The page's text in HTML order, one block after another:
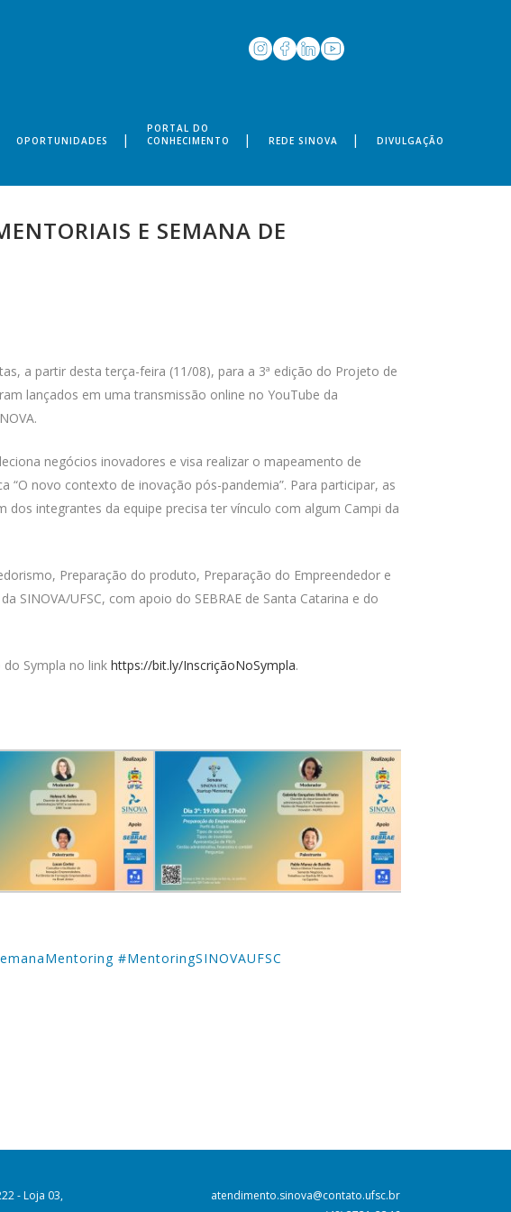
OPORTUNIDADES
PORTAL DO
CONHECIMENTO
REDE SINOVA DIVULGAÇÃO
E SEMANA DE
a partir desta terça-feira (11/08), para a 3ª edição do Projeto de
lançados em uma transmissão online no YouTube da
negócios inovadores e visa realizar o mapeamento de
novo contexto de inovação pós-pandemia”. Para participar, as
dos integrantes da equipe precisa ter vínculo com algum Campi da
Preparação do produto, Preparação do Empreendedor e
SINOVA/UFSC, com apoio do SEBRAE de Santa Catarina e do
Sympla no link https://bit.ly/InscriçãoNoSympla.
#MentoringSINOVAUFSC
- Loja 03,
atendimento.sinova@contato.ufsc.br